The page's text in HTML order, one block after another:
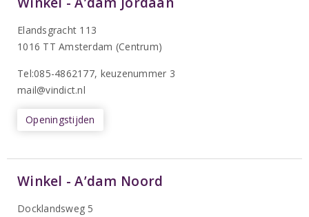
Elandsgracht 113
1016 TT Amsterdam (Centrum)
Tel:085-4862177, keuzenummer 3
mail@vindict.nl
Openingstijden
Winkel - A’dam Noord
Docklandsweg 5